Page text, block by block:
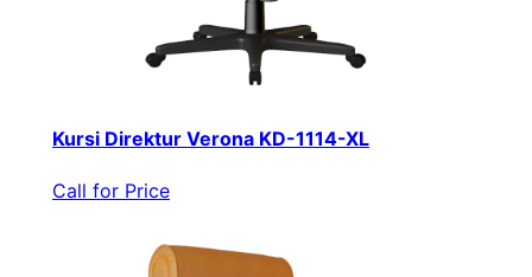
Kursi Direktur Verona KD-1114-XL
Call for Price